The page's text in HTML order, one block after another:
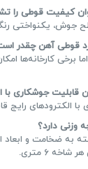
کیفیت قوطی را
جوش، یکنواختی
قوطی آهن چقدر
متر، اما برخی
قابلیت جوشکاری با
با الکترودهای رایج
وزنی دارد؟
۶ متری.